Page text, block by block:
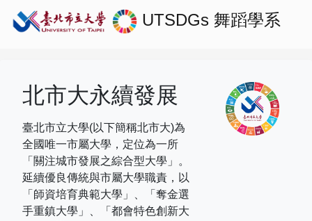
UTSDGs 舞蹈學系
北市大永續發展
臺北市立大學(以下簡稱北市大)為
全國唯一市屬大學，定位為一所
「關注城市發展之綜合型大學」。
延續優良傳統與市屬大學職責，以
「師資培育典範大學」、「奪金選
手重鎮大學」、「都會特色創新大